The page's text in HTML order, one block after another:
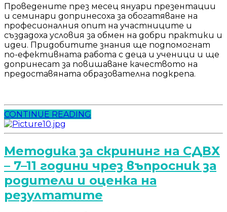
Проведените през месец януари презентации
и семинари допринесоха за обогатяване на
професионалния опит на участниците и
създадоха условия за обмен на добри практики и
идеи. Придобитите знания ще подпомогнат
по-ефективната работа с деца и ученици и ще
допринесат за повишаване качеството на
предоставяната образователна подкрепа.
CONTINUE READING
Методика за скрининг на СДВХ
– 7–11 години чрез въпросник за
родители и оценка на
резултатите